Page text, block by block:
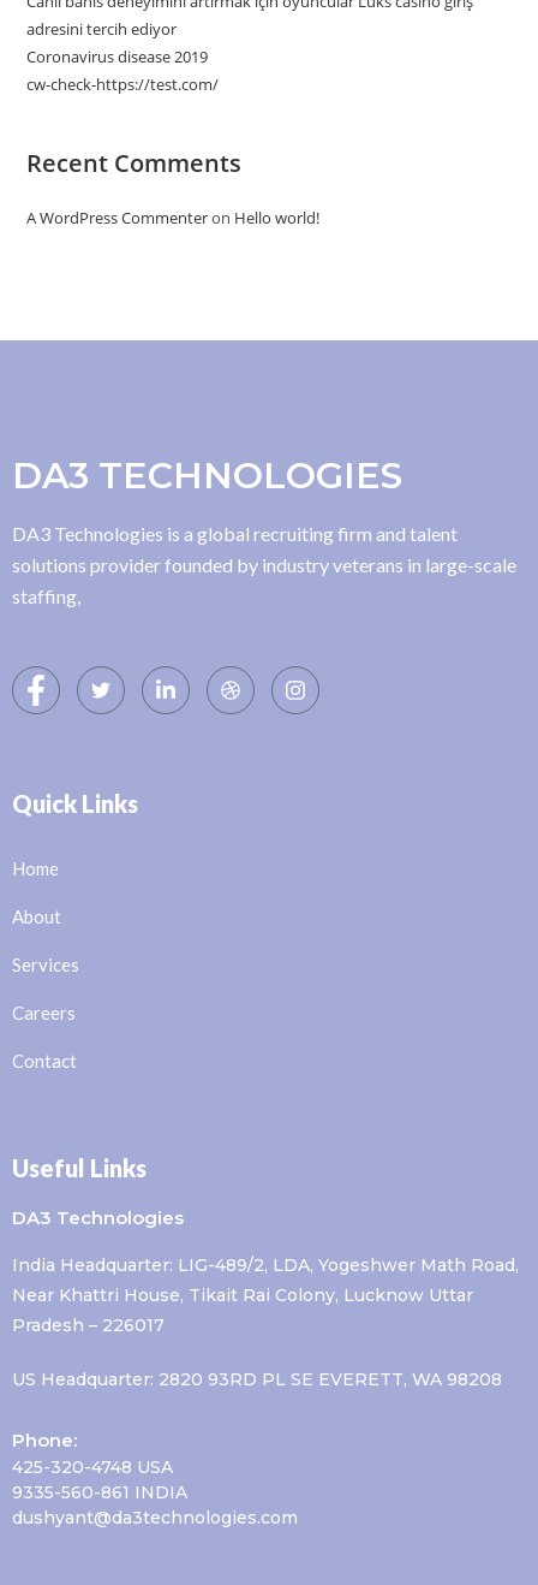
adresini tercih ediyor
Coronavirus disease 2019
cw-check-https://test.com/
Recent Comments
A WordPress Commenteron Hello world!
DA3 TECHNOLOGIES
DA3 Technologies is a global recruiting firm and talent
solutions provider founded by industry veterans in large-scale
staffing,
Quick Links
Home
About
Services
Careers
Contact
Useful Links
DA3 Technologies
India Headquarter: LIG-489/2, LDA, Yogeshwer Math Road,
Near Khattri House, Tikait Rai Colony, Lucknow Uttar
Pradesh – 226017
US Headquarter: 2820 93RD PL SE EVERETT, WA 98208
Phone:
425-320-4748 USA
9335-560-861 INDIA
dushyant@da3technologies.com